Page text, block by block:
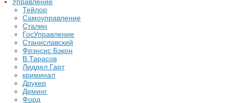
Тейлор
Самоуправление
Сталин
ГосУправление
Станиславский
Фрэнсис Бэкон
В.Тарасов
Лиддел Гарт
криминал
Друкер
Деминг
Форд